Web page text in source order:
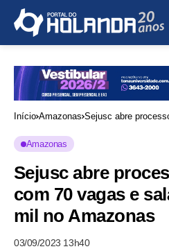
Início Amazonas Sejusc abre
Amazonas
Sejusc abre
com 70 vagas e
mil no Amazonas
03/09/2023 13h40